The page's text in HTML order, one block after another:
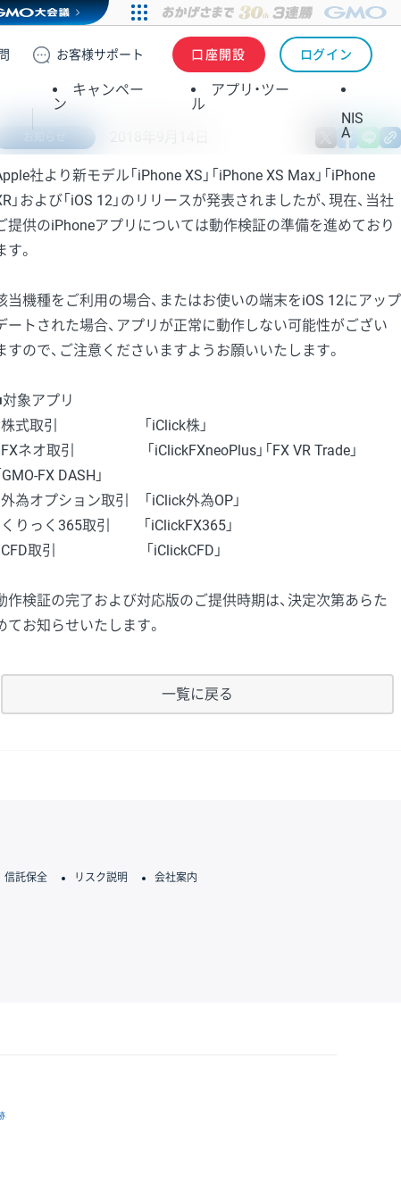
お客様サポート 口座開設 ログイン
キャンペー
ン
アプリ・ツー
ル
NIS
A
X
社より新モデル「iPhone XS」「iPhone XS Max」「iPhone
」および「iOS 12」のリリースが発表されましたが、現在、当社
提供のiPhoneアプリについては動作検証の準備を進めており
す。
当機種をご利用の場合、またはお使いの端末をiOS 12にアップ
ートされた場合、アプリが正常に動作しない可能性がござい
すので、ご注意くださいますようお願いいたします。
象アプリ
株式取引 「iClick株」
FXネオ取引 「iClickFXneoPlus」「FX VR Trade」
GMO-FX DASH」
外為オプション取引 「iClick外為OP」
くりっく365取引 「iClickFX365」
CFD取引 「iClickCFD」
作検証の完了および対応版のご提供時期は、決定次第あらた
てお知らせいたします。
一覧に戻る
信託保全 リスク説明 会社案内